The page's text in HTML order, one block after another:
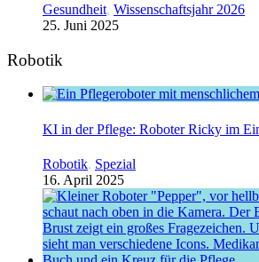
Gesundheit, Wissenschaftsjahr 2026
25. Juni 2025
Robotik
KI in der Pflege: Roboter Ricky im
Robotik, Spezial
16. April 2025